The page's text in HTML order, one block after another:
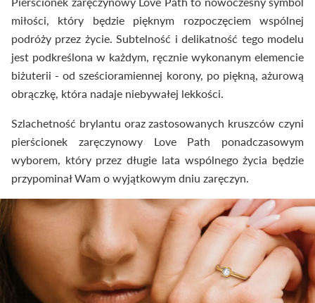
miłości, który będzie pięknym rozpoczęciem wspólnej
podróży przez życie. Subtelność i delikatność tego modelu
jest podkreślona w każdym, ręcznie wykonanym elemencie
biżuterii - od sześcioramiennej korony, po piękną, ażurową
obrączkę, która nadaje niebywałej lekkości.
Szlachetność brylantu oraz zastosowanych kruszców czyni
pierścionek zaręczynowy Love Path ponadczasowym
wyborem, który przez długie lata wspólnego życia będzie
przypominał Wam o wyjątkowym dniu zaręczyn.